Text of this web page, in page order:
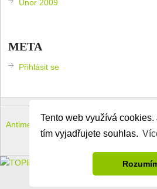
Tento web využívá
tím vyjadřujete souhlas.
Únor 2009
META
Přihlásit se
Antimeloun – komouši dneška
Copyright
Theme by